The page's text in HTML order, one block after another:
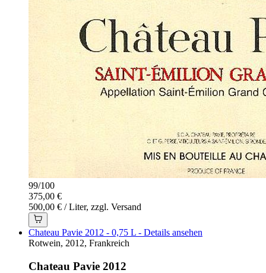
99/100
375,00 €
500,00 € / Liter, zzgl. Versand
Chateau Pavie 2012 - 0,75 L - Details ansehen
Rotwein, 2012, Frankreich
Chateau Pavie 2012